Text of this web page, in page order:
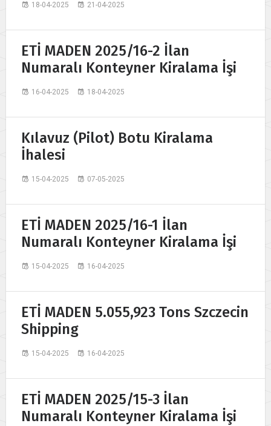
18-04-2025 21-04-2025
ETİ MADEN 2025/16-2 İlan
Numaralı Konteyner Kiralama İşi
16-04-2025 18-04-2025
Kılavuz (Pilot) Botu Kiralama
İhalesi
15-04-2025 07-05-2025
ETİ MADEN 2025/16-1 İlan
Numaralı Konteyner Kiralama İşi
15-04-2025 16-04-2025
ETİ MADEN 5.055,923 Tons Szczecin
Shipping
15-04-2025 16-04-2025
ETİ MADEN 2025/15-3 İlan
Numaralı Konteyner Kiralama İşi